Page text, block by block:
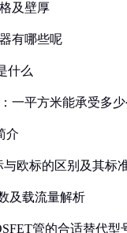
及壁厚
有哪些呢
什么
一平方米能承受多
介
与欧标的区别及其标
及载流量解析
管的合适替代型